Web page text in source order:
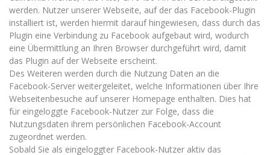
werden. Nutzer unserer Webseite, auf der das Facebook-Plugin
installiert ist, werden hiermit darauf hingewiesen, dass durch das
Plugin eine Verbindung zu Facebook aufgebaut wird, wodurch
eine Übermittlung an Ihren Browser durchgeführt wird, damit
das Plugin auf der Webseite erscheint.
Des Weiteren werden durch die Nutzung Daten an die
Facebook-Server weitergeleitet, welche Informationen über Ihre
Webseitenbesuche auf unserer Homepage enthalten. Dies hat
für eingeloggte Facebook-Nutzer zur Folge, dass die
Nutzungsdaten ihrem persönlichen Facebook-Account
zugeordnet werden.
Sobald Sie als eingeloggter Facebook-Nutzer aktiv das